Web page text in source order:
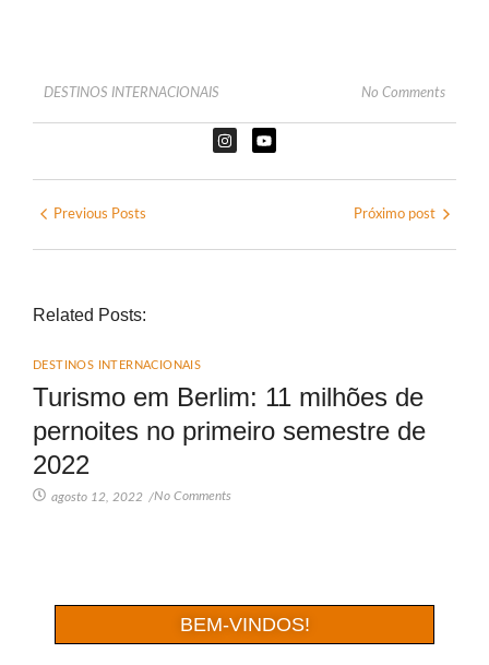
DESTINOS INTERNACIONAIS No Comments
Previous Posts Próximo post
Related Posts:
DESTINOS INTERNACIONAIS
Turismo em Berlim: 11 milhões de
pernoites no primeiro semestre de
2022
agosto 12, 2022 /No Comments
BEM-VINDOS!